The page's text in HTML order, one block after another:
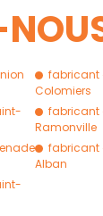
fabricant
Colomiers
fabricant
Ramonville
fabricant
Alban